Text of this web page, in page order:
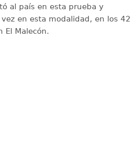
al país en esta prueba y
en esta modalidad, en los 42
El Malecón.